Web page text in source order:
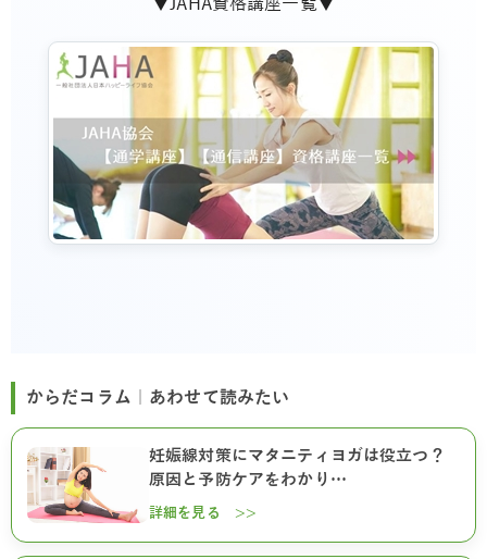
▼JAHA資格講座一覧▼
からだコラム｜あわせて読みたい
妊娠線対策にマタニティヨガは役立つ？
原因と予防ケアをわかり…
詳細を見る >>